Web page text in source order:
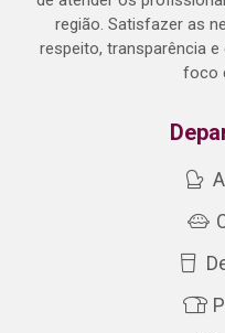
região. Satisfazer as
respeito, transparência
foco